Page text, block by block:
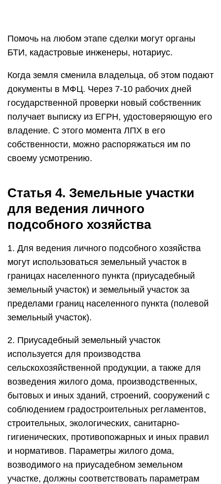
Помочь на любом этапе сделки могут органы
БТИ, кадастровые инженеры, нотариус.
Когда земля сменила владельца, об этом подают
документы в МФЦ. Через 7-10 рабочих дней
государственной проверки новый собственник
получает выписку из ЕГРН, удостоверяющую его
владение. С этого момента ЛПХ в его
собственности, можно распоряжаться им по
своему усмотрению.
Статья 4. Земельные участки
для ведения личного
подсобного хозяйства
1. Для ведения личного подсобного хозяйства
могут использоваться земельный участок в
границах населенного пункта (приусадебный
земельный участок) и земельный участок за
пределами границ населенного пункта (полевой
земельный участок).
2. Приусадебный земельный участок
используется для производства
сельскохозяйственной продукции, а также для
возведения жилого дома, производственных,
бытовых и иных зданий, строений, сооружений с
соблюдением градостроительных регламентов,
строительных, экологических, санитарно-
гигиенических, противопожарных и иных правил
и нормативов. Параметры жилого дома,
возводимого на приусадебном земельном
участке, должны соответствовать параметрам